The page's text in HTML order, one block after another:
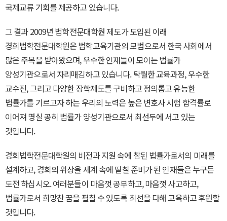
국제교류 기회를 제공하고 있습니다.
그 결과 2009년 법학전문대학원 제도가 도입된 이래
경희법학전문대학원은 법학교육기관의 모범으로서 한국 사회에서
많은 주목을 받아왔으며, 우수한 인재들이 모이는 법률가
양성기관으로서 자리매김하고 있습니다. 탁월한 교육과정, 우수한
교수진, 그리고 다양한 장학제도를 구비하고 정의롭고 유능한
법률가를 기르고자 하는 우리의 노력은 높은 변호사 시험 합격률로
이어져 명실 공히 법률가 양성기관으로서 최선두에 서고 있는
것입니다.
경희법학전문대학원의 비전과 지원 속에 참된 법률가로서의 미래를
설계하고, 경희의 위상을 세계 속에 떨칠 준비가 된 인재들은 누구든
도전 하십시오. 여러분들이 마음껏 공부하고, 마음껏 사고하고,
법률가로서 희망찬 꿈을 펼칠 수 있도록 최선을 다해 교육하고 후원할
것입니다.